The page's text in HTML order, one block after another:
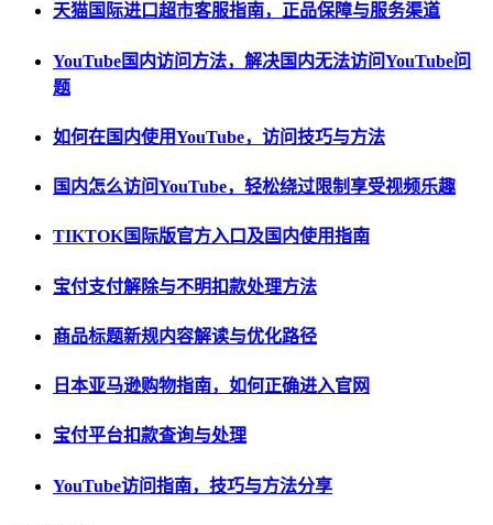
天猫国际进口超市客服指南，正品保障与服务渠道
YouTube国内访问方法，解决国内无法访问YouTube问
题
如何在国内使用YouTube，访问技巧与方法
国内怎么访问YouTube，轻松绕过限制享受视频乐趣
TIKTOK国际版官方入口及国内使用指南
宝付支付解除与不明扣款处理方法
商品标题新规内容解读与优化路径
日本亚马逊购物指南，如何正确进入官网
宝付平台扣款查询与处理
YouTube访问指南，技巧与方法分享